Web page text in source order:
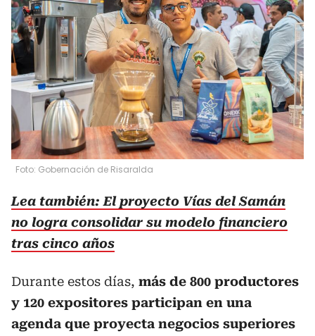
Foto: Gobernación de Risaralda
Lea también: El proyecto Vías del Samán
no logra consolidar su modelo financiero
tras cinco años
Durante estos días, más de 800 productores
y 120 expositores participan en una
agenda que proyecta negocios superiores